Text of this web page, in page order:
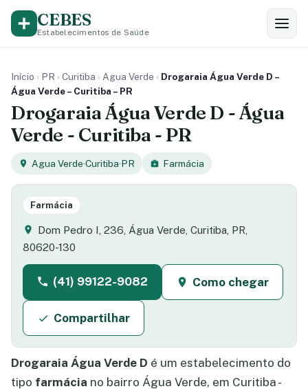
CEBES
Estabelecimentos de Saúde
Início › PR › Curitiba › Agua Verde › Drogaraia Água Verde D –
Água Verde – Curitiba – PR
Drogaraia Água Verde D - Água
Verde - Curitiba - PR
Agua Verde·Curitiba·PR Farmácia
Farmácia
Dom Pedro I, 236, Água Verde, Curitiba, PR,
80620-130
(41) 99122-9082 Como chegar
Compartilhar
Drogaraia Água Verde D é um estabelecimento do
tipo farmácia no bairro Água Verde, em Curitiba -